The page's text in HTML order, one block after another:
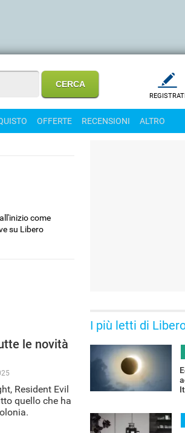
REGISTRATI
OFFERTE RECENSIONI ALTRO
come
su Libero
le novità
Resident Evil
quello che ha
I più letti di